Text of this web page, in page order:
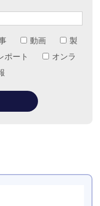
動画
製
ポート
オンラ